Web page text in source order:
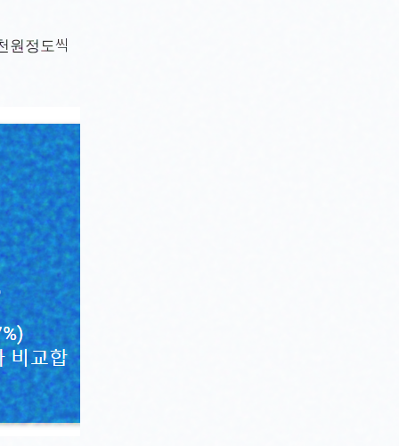
원정도씩